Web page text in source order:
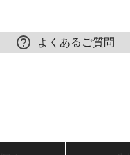
よくあるご質問